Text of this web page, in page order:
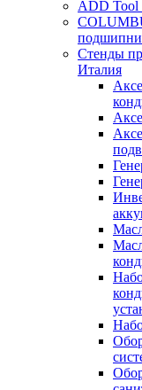
ADD Tool
Стенды
Италия